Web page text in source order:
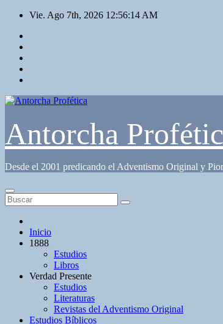
Saltar
contenido
Vie. Ago 7th, 2026 12:56:15 AM
Antorcha
Desde el 2001 predicando el Adventismo Original y
Inicio
1888
Estudios
Libros
Verdad Presente
Estudios
Literaturas
Revistas del Adventismo Original
Estudios Bíblicos